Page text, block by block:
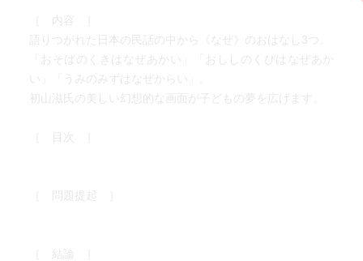
［ 内容 ］
語りつがれた日本の民話の中から《なぜ》のおはなし3つ。
「おそばのくきはなぜあかい」「おししのくびはなぜあか
い」「うみのみずはなぜからい」。
初山滋氏の美しい幻想的な画面が子どもの夢を広げます。
［ 目次 ］
［ 結論 ］